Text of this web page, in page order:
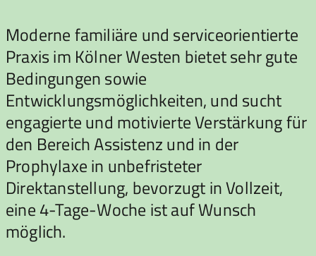
Moderne familiäre und serviceorientierte
Praxis im Kölner Westen bietet sehr gute
Bedingungen sowie
Entwicklungsmöglichkeiten, und sucht
engagierte und motivierte Verstärkung für
den Bereich Assistenz und in der
Prophylaxe in unbefristeter
Direktanstellung, bevorzugt in Vollzeit,
eine 4-Tage-Woche ist auf Wunsch
möglich.